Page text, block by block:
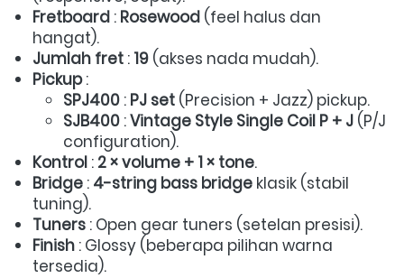
Fretboard : Rosewood (feel halus dan
hangat).
Jumlah fret : 19 (akses nada mudah).
Pickup :
SPJ400 : PJ set (Precision + Jazz) pickup.
SJB400 : Vintage Style Single Coil P + J (P/J
configuration).
Kontrol : 2 × volume + 1 × tone.
Bridge : 4-string bass bridge klasik (stabil
tuning).
Tuners : Open gear tuners (setelan presisi).
Finish : Glossy (beberapa pilihan warna
tersedia).